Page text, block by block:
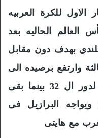
الاول للكرة العربيه
العالم الحاليه بعد
بهدف دون مقابل
وارتفع برصيده الى
اربع نقاط مقتربا من الصعود لدور ال 32 بينما بقى
ويواجه البرازيل فى
مع هايتى